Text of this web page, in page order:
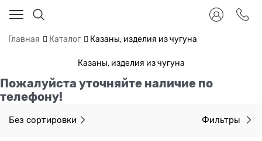
Главная Каталог Казаны, изделия из чугуна
Казаны, изделия из чугуна
Пожалуйста уточняйте наличие по
телефону!
Без сортировки Фильтры